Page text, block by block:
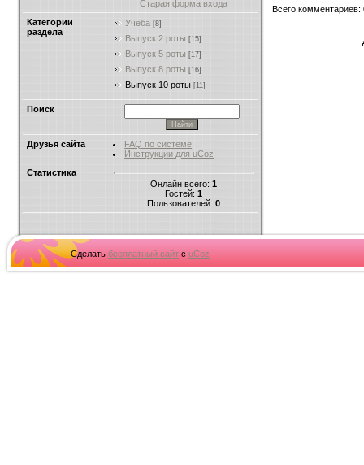
Старая форма входа
Категории
раздела
Учеба [8]
Выпуск 2 роты [15]
Выпуск 5 роты [17]
Выпуск 8 роты [16]
Выпуск 10 роты [11]
Поиск
Друзья сайта
FAQ по системе
Инструкции для uCoz
Статистика
Онлайн всего: 1
Гостей: 1
Пользователей: 0
Всего комментариев:
Сделать бесплатный сайт с uCoz